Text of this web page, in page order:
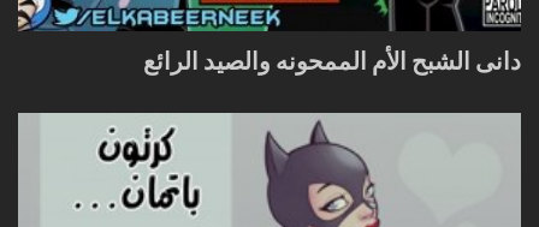
دانى الشبح الأم الممحونه والصيد الرائع